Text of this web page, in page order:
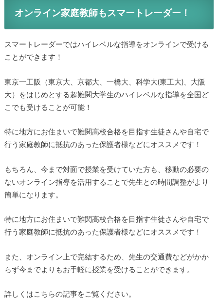
オンライン家庭教師もスマートレーダー！
スマートレーダーではハイレベルな指導をオンラインで受ける
ことができます！
東京一工阪（東京大、京都大、一橋大、科学大(東工大)、大阪
大）をはじめとする超難関大学生のハイレベルな指導を全国ど
こでも受けることが可能！
特に地方にお住まいで難関高校合格を目指す生徒さんや自宅で
行う家庭教師に抵抗のあった保護者様などにオススメです！
もちろん、今まで対面で授業を受けていた方も、移動の必要の
ないオンライン指導を活用することで先生との時間調整がより
簡単になります。
特に地方にお住まいで難関高校合格を目指す生徒さんや自宅で
行う家庭教師に抵抗のあった保護者様などにオススメです！
また、オンライン上で完結するため、先生の交通費などがかか
らず今までよりもお手軽に授業を受けることができます。
詳しくはこちらの記事をご覧ください。